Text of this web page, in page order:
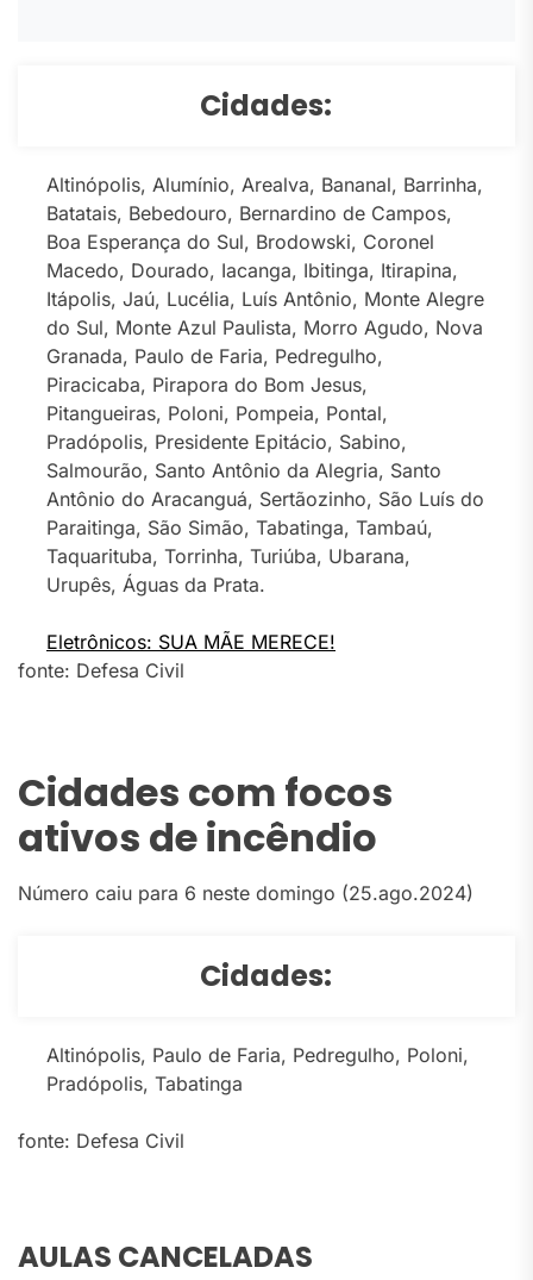
Cidades:
Altinópolis, Alumínio, Arealva, Bananal, Barrinha,
Batatais, Bebedouro, Bernardino de Campos,
Boa Esperança do Sul, Brodowski, Coronel
Macedo, Dourado, Iacanga, Ibitinga, Itirapina,
Itápolis, Jaú, Lucélia, Luís Antônio, Monte Alegre
do Sul, Monte Azul Paulista, Morro Agudo, Nova
Granada, Paulo de Faria, Pedregulho,
Piracicaba, Pirapora do Bom Jesus,
Pitangueiras, Poloni, Pompeia, Pontal,
Pradópolis, Presidente Epitácio, Sabino,
Salmourão, Santo Antônio da Alegria, Santo
Antônio do Aracanguá, Sertãozinho, São Luís do
Paraitinga, São Simão, Tabatinga, Tambaú,
Taquarituba, Torrinha, Turiúba, Ubarana,
Urupês, Águas da Prata.
Eletrônicos: SUA MÃE MERECE!
fonte: Defesa Civil
Cidades com focos
ativos de incêndio
Número caiu para 6 neste domingo (25.ago.2024)
Cidades:
Altinópolis, Paulo de Faria, Pedregulho, Poloni,
Pradópolis, Tabatinga
fonte: Defesa Civil
AULAS CANCELADAS